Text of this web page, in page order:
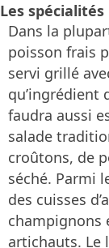
Les spécialités
Dans la
poisson frais
servi grillé
qu’ingrédient
faudra aussi
salade
croûtons, de
séché. Parmi
des cuisses
champignons
artichauts. Le